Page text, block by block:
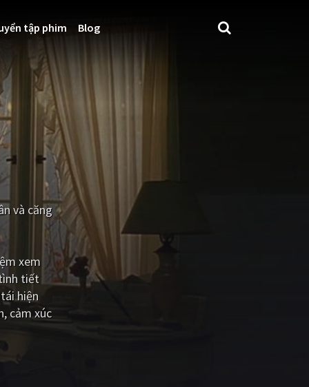
tập phim Blog
và căng
xem
tiết
hiện
cảm xúc